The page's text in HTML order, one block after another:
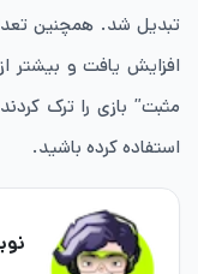
مثبت” بازی را ترک
استفاده کرده باشید.